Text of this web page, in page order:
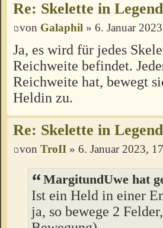
Re: Skelette in
von Galaphil » 6. Januar
Ja, es wird für jedes
Reichweite befindet.
Reichweite hat, bewegt
Heldin zu.
Re: Skelette in
von TroII » 6. Januar 2023,
MargitundUwe hat
Ist ein Held in einer
ja, so bewege 2